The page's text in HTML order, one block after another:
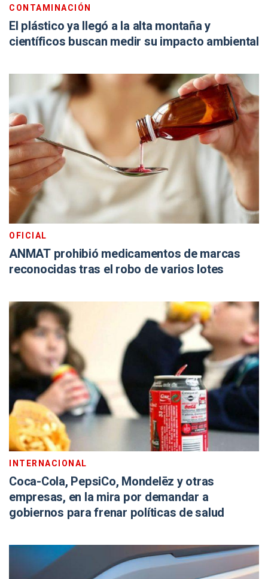
CONTAMINACIÓN
El plástico ya llegó a la alta montaña y
científicos buscan medir su impacto ambiental
OFICIAL
ANMAT prohibió medicamentos de marcas
reconocidas tras el robo de varios lotes
INTERNACIONAL
Coca-Cola, PepsiCo, Mondelēz y otras
empresas, en la mira por demandar a
gobiernos para frenar políticas de salud